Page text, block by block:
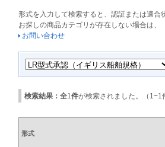
形式を入力して検索すると、認証または適合
お探しの商品カテゴリが存在しない場合は
お問い合わせ
検索結果：全1 件が検索されました。（ 1 −1
形式